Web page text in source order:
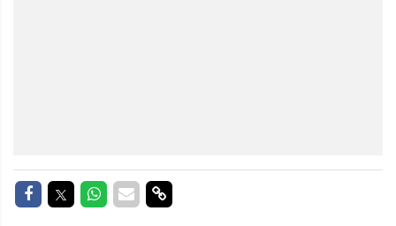
Delen op Facebook
Delen op Twitter
Delen op Whatsapp
Delen via Mail
Delen via link